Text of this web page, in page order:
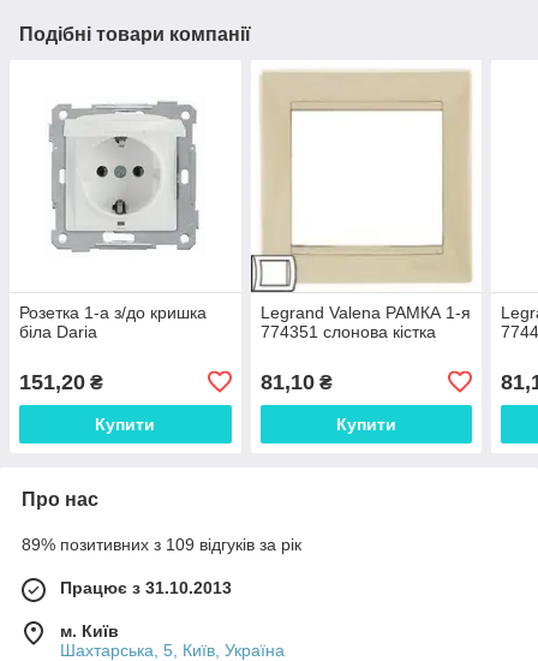
Подібні товари компанії
Розетка 1-а з/до кришка
біла Daria
151,20 ₴
Купити
Legrand Valena РАМКА 1-я
774351 слонова кістка
81,10₴
Купити
Про нас
89% позитивних з 109 відгуків за рік
Працює з 31.10.2013
м. Київ
Шахтарська, 5, Київ, Україна